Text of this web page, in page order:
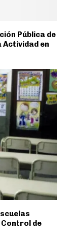
Pública de
Actividad en
Control de